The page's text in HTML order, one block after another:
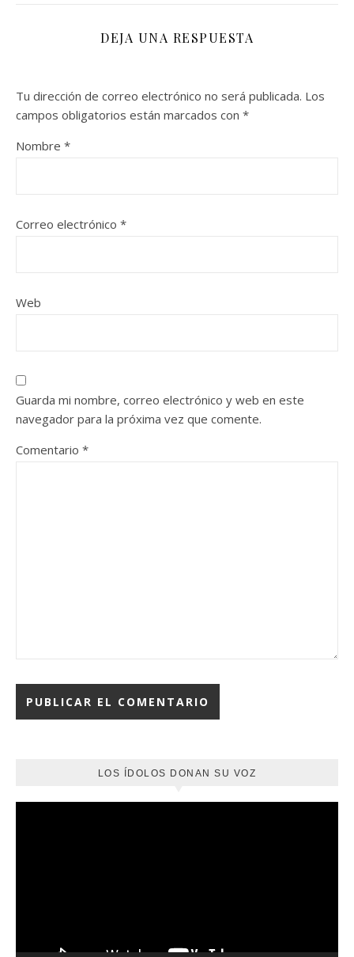
DEJA UNA RESPUESTA
Tu dirección de correo electrónico no será publicada. Los
campos obligatorios están marcados con *
Nombre *
Correo electrónico *
Web
Guarda mi nombre, correo electrónico y web en este
navegador para la próxima vez que comente.
Comentario *
LOS ÍDOLOS DONAN SU VOZ